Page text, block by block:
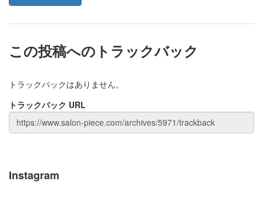
この投稿へのトラックバック
トラックバックはありません。
トラックバック URL
Instagram